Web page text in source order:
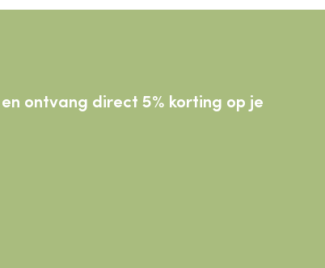
en ontvang direct 5% korting op je